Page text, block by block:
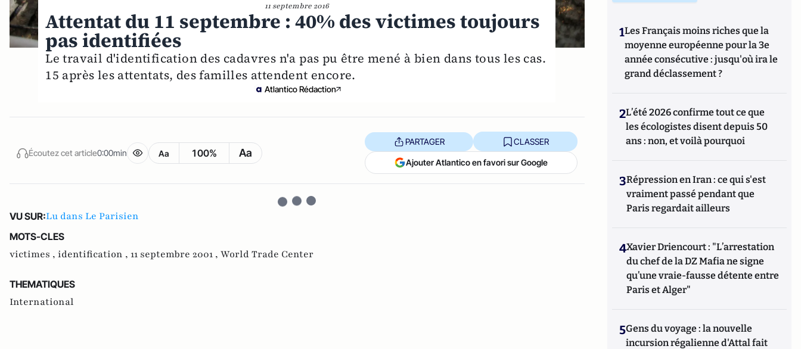
11 septembre 2016
Attentat du 11 septembre : 40% des victimes toujours
pas identifiées
Le travail d'identification des cadavres n'a pas pu être mené à bien dans tous les cas.
15 après les attentats, des familles attendent encore.
Atlantico Rédaction
Écoutez cet article0:00min Aa 100% Aa
PARTAGER CLASSER
Ajouter Atlantico en favori sur Google
VU SUR:Lu dans Le Parisien
MOTS-CLES
victimes , identification , 11 septembre 2001 , World Trade Center
THEMATIQUES
International
1Les Français moins riches que la
moyenne européenne pour la 3e
année consécutive : jusqu'où ira le
grand déclassement ?
2L’été 2026 confirme tout ce que
les écologistes disent depuis 50
ans : non, et voilà pourquoi
3Répression en Iran : ce qui s'est
vraiment passé pendant que
Paris regardait ailleurs
4Xavier Driencourt : "L’arrestation
du chef de la DZ Mafia ne signe
qu’une vraie-fausse détente entre
Paris et Alger"
5Gens du voyage : la nouvelle
incursion régalienne d'Attal fait